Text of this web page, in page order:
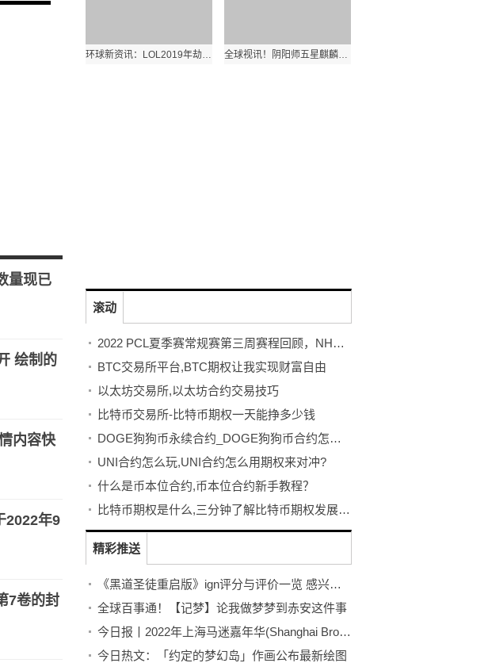
量现已
绘制的
内容快
2022年9
7卷的封
环球新资讯：LOL2019年劫出装攻略是怎样的？劫出门装及后期装顺序应该怎么安排？ 全球视讯！阴阳师五星麒麟奖励怎么样？阴阳寮BOSS怎么打？
滚动
2022 PCL夏季赛常规赛第三周赛程回顾，NH战队王者归来登顶周冠
BTC交易所平台,BTC期权让我实现财富自由
以太坊交易所,以太坊合约交易技巧
比特币交易所-比特币期权一天能挣多少钱
DOGE狗狗币永续合约_DOGE狗狗币合约怎么玩
UNI合约怎么玩,UNI合约怎么用期权来对冲?
什么是币本位合约,币本位合约新手教程？
比特币期权是什么,三分钟了解比特币期权发展历史
精彩推送
《黑道圣徒重启版》ign评分与评价一览 感兴趣的玩家快来看看吧！
全球百事通！【记梦】论我做梦梦到赤安这件事
今日报丨2022年上海马迷嘉年华(Shanghai Brony Festival)大合唱歌目总览
今日热文：「约定的梦幻岛」作画公布最新绘图